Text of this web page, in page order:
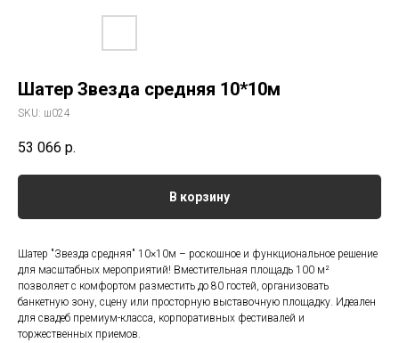
Шатер Звезда средняя 10*10м
SKU: ш024
53 066 р.
В корзину
Шатер "Звезда средняя" 10×10м – роскошное и функциональное решение
для масштабных мероприятий! Вместительная площадь 100 м²
позволяет с комфортом разместить до 80 гостей, организовать
банкетную зону, сцену или просторную выставочную площадку. Идеален
для свадеб премиум-класса, корпоративных фестивалей и
торжественных приемов.